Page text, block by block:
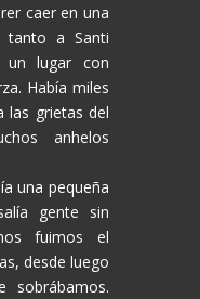
caer en una
tanto a Santi
lugar con
Había miles
las grietas del
anhelos
una pequeña
gente sin
fuimos el
desde luego
sobrábamos.